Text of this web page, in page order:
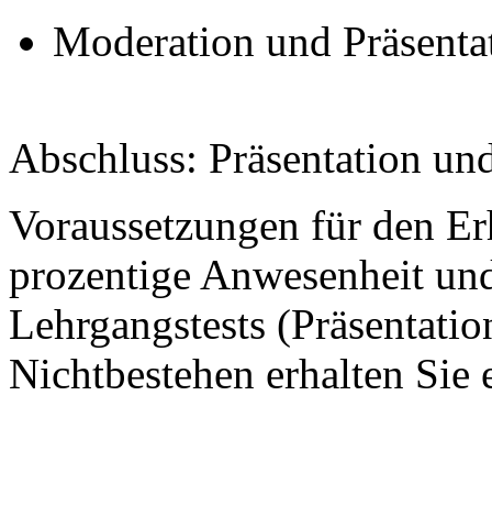
Moderation und
Abschluss: Präsentation
Voraussetzungen für den
prozentige Anwesenheit
Lehrgangstests
Nichtbestehen erhalten Sie